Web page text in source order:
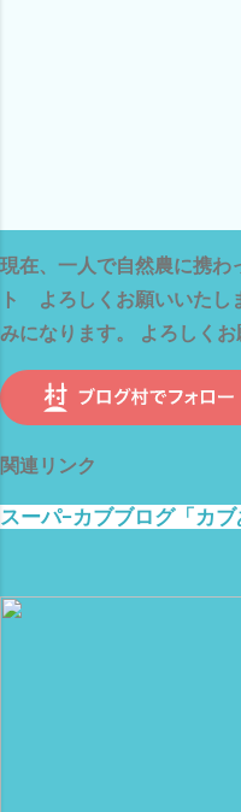
現在、一人で自然農に携わ
ト よろしくお願いいたし
みになります。 よろしく
関連リンク
スーパ−カブブログ「カ